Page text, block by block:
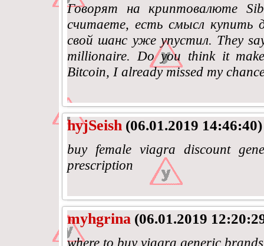
Говорят на криптовалюте
считаете, есть смысл
свой шанс уже упустил. They
millionaire. Do you think it
Bitcoin, I already missed my
hyjSeish (06.01.2019 14:46:40)
buy female viagra discount
prescription
myhgrina (06.01.2019
where to buy viagra generic